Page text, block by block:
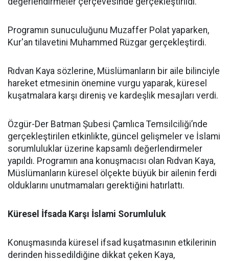
Programın sunuculuğunu Muzaffer Polat yaparken,
Kur'an tilavetini Muhammed Rüzgar gerçekleştirdi.
Rıdvan Kaya sözlerine, Müslümanların bir aile bilinciyle
hareket etmesinin önemine vurgu yaparak, küresel
kuşatmalara karşı direniş ve kardeşlik mesajları verdi.
Özgür-Der Batman Şubesi Çamlıca Temsilciliği’nde
gerçekleştirilen etkinlikte, güncel gelişmeler ve İslami
sorumluluklar üzerine kapsamlı değerlendirmeler
yapıldı. Programın ana konuşmacısı olan Rıdvan Kaya,
Müslümanların küresel ölçekte büyük bir ailenin ferdi
olduklarını unutmamaları gerektiğini hatırlattı.
Küresel İfsada Karşı İslami Sorumluluk
Konuşmasında küresel ifsad kuşatmasının etkilerinin
derinden hissedildiğine dikkat çeken Kaya,